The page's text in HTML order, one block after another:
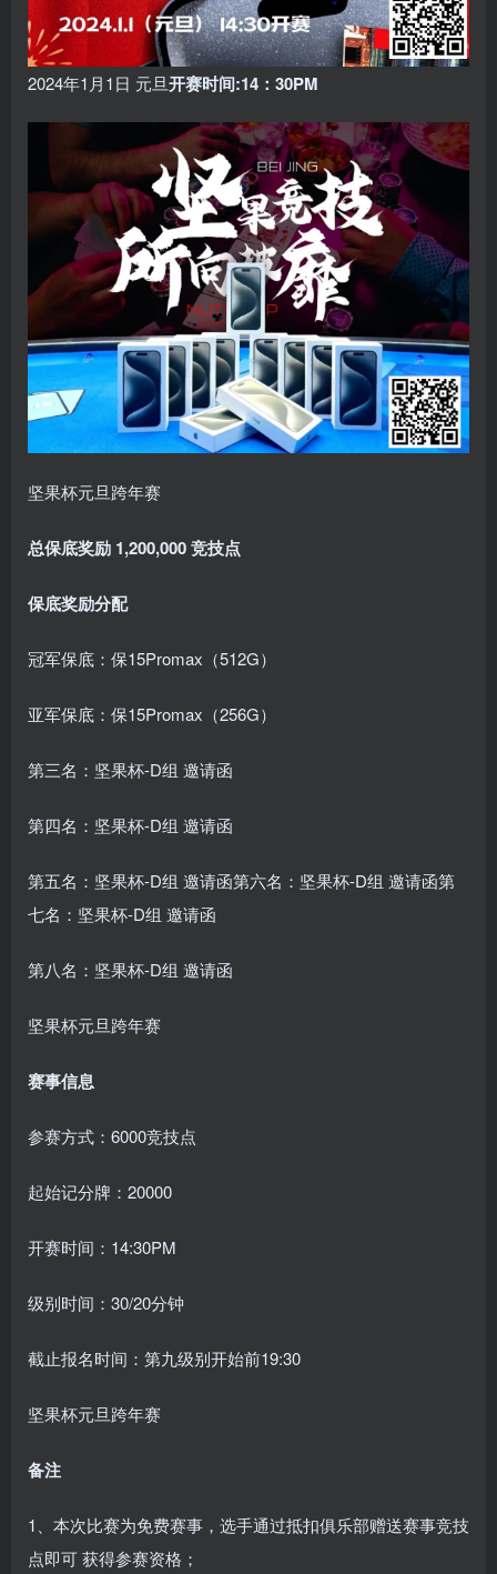
2024年1月1日 元旦开赛时间:14：30PM
坚果杯元旦跨年赛
总保底奖励 1,200,000 竞技点
保底奖励分配
冠军保底：保15Promax（512G）
亚军保底：保15Promax（256G）
第三名：坚果杯-D组 邀请函
第四名：坚果杯-D组 邀请函
第五名：坚果杯-D组 邀请函第六名：坚果杯-D组 邀请函第
七名：坚果杯-D组 邀请函
第八名：坚果杯-D组 邀请函
坚果杯元旦跨年赛
赛事信息
参赛方式：6000竞技点
起始记分牌：20000
开赛时间：14:30PM
级别时间：30/20分钟
截止报名时间：第九级别开始前19:30
坚果杯元旦跨年赛
备注
1、本次比赛为免费赛事，选手通过抵扣俱乐部赠送赛事竞技
点即可 获得参赛资格；